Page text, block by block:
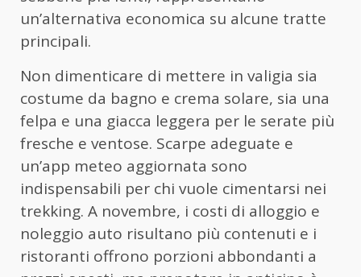
un’alternativa economica su alcune tratte
principali.
Non dimenticare di mettere in valigia sia
costume da bagno e crema solare, sia una
felpa e una giacca leggera per le serate più
fresche e ventose. Scarpe adeguate e
un’app meteo aggiornata sono
indispensabili per chi vuole cimentarsi nei
trekking. A novembre, i costi di alloggio e
noleggio auto risultano più contenuti e i
ristoranti offrono porzioni abbondanti a